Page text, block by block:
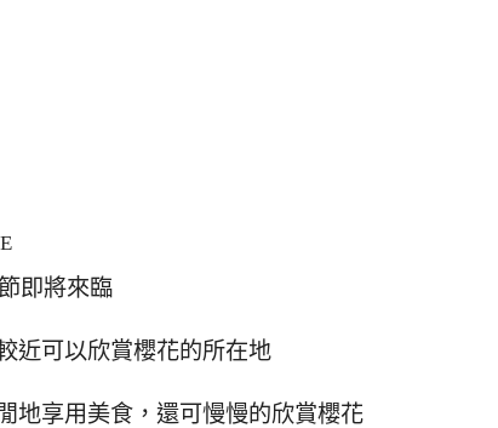
即將來臨
近可以欣賞櫻花的所在地
地享用美食，還可慢慢的欣賞櫻花